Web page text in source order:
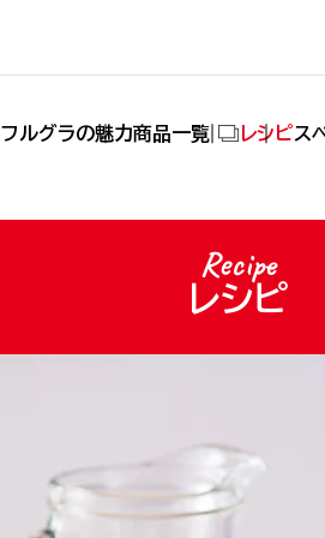
フルグラの魅力商品一覧 (別タブで開
レシピス
Recipe
レシピ